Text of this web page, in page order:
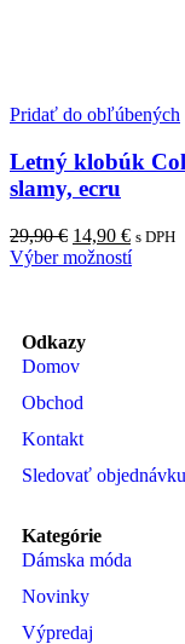
Pridať do obľúbených
Letný klobúk
slamy, ecru
29,90€ 14,90 € s DPH
Výber možností
Odkazy
Domov
Obchod
Kontakt
Sledovať objednávku
Kategórie
Dámska móda
Novinky
Výpredaj